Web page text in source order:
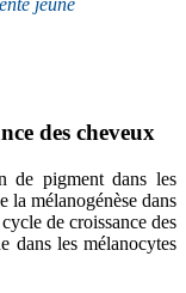
jeune
des cheveux
de pigment dans les
la mélanogénèse dans
de croissance des
dans les mélanocytes